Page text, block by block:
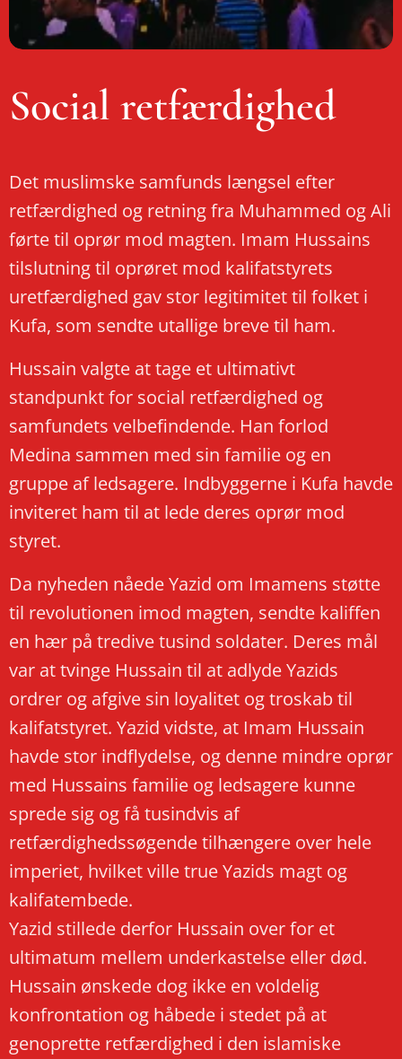
Social retfærdighed
Det muslimske samfunds længsel efter
retfærdighed og retning fra Muhammed og Ali
førte til oprør mod magten. Imam Hussains
tilslutning til oprøret mod kalifatstyrets
uretfærdighed gav stor legitimitet til folket i
Kufa, som sendte utallige breve til ham.
Hussain valgte at tage et ultimativt
standpunkt for social retfærdighed og
samfundets velbefindende. Han forlod
Medina sammen med sin familie og en
gruppe af ledsagere. Indbyggerne i Kufa havde
inviteret ham til at lede deres oprør mod
styret.
Da nyheden nåede Yazid om Imamens støtte
til revolutionen imod magten, sendte kaliffen
en hær på tredive tusind soldater. Deres mål
var at tvinge Hussain til at adlyde Yazids
ordrer og afgive sin loyalitet og troskab til
kalifatstyret. Yazid vidste, at Imam Hussain
havde stor indflydelse, og denne mindre oprør
med Hussains familie og ledsagere kunne
sprede sig og få tusindvis af
retfærdighedssøgende tilhængere over hele
imperiet, hvilket ville true Yazids magt og
kalifatembede.
Yazid stillede derfor Hussain over for et
ultimatum mellem underkastelse eller død.
Hussain ønskede dog ikke en voldelig
konfrontation og håbede i stedet på at
genoprette retfærdighed i den islamiske